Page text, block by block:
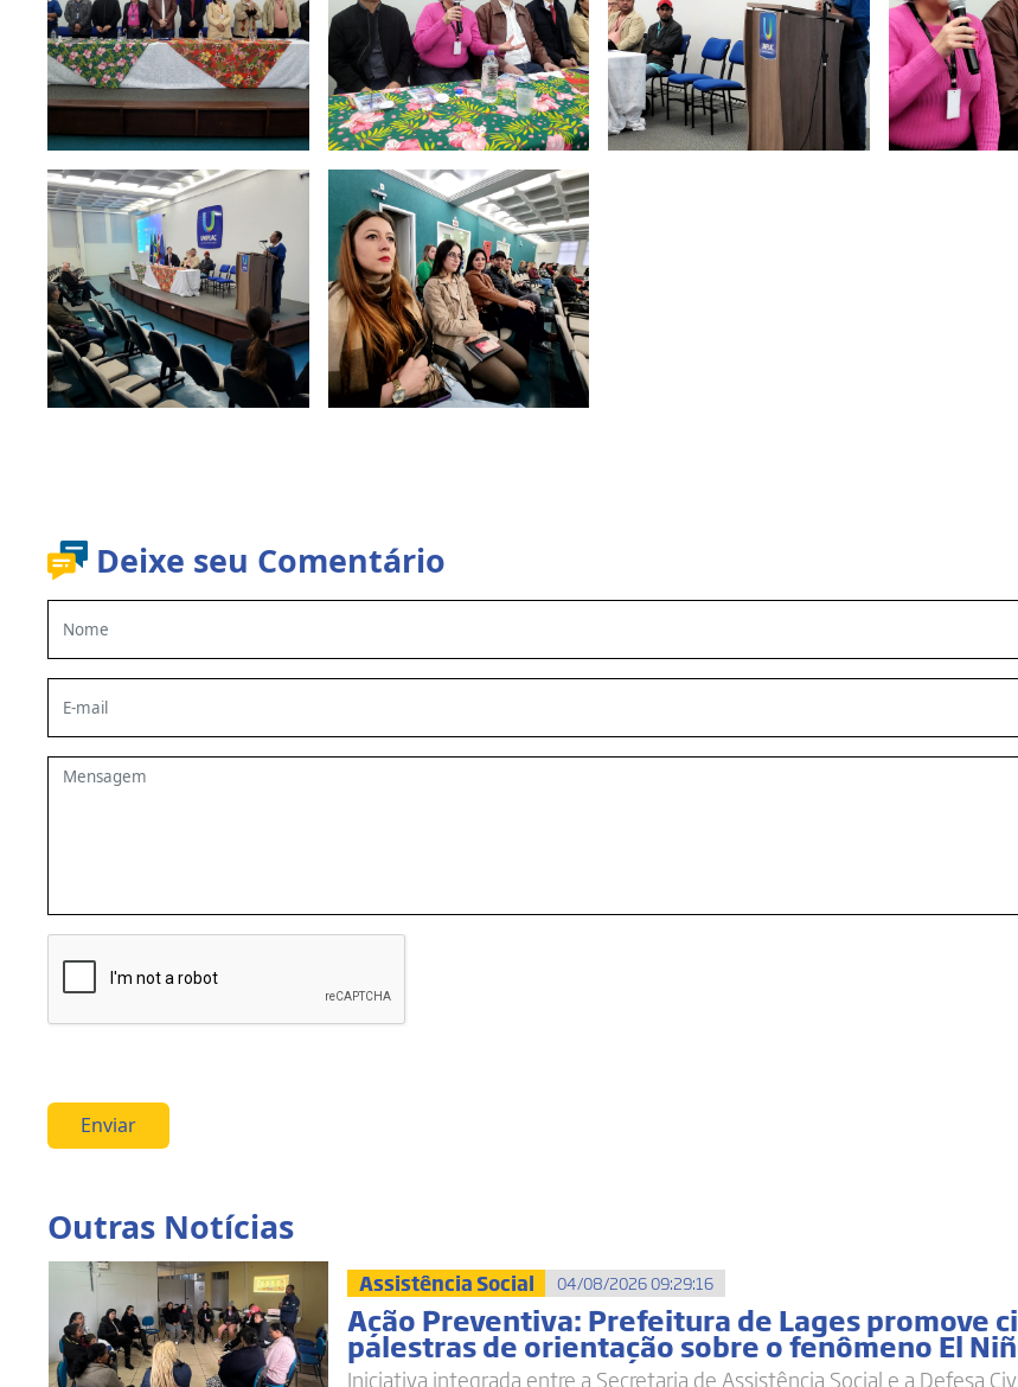
Deixe seu Comentário
Enviar
Outras Notícias
Assistência Social 04/08/2026 09:29:16
Ação Preventiva: Prefeitura de Lages promove
palestras de orientação sobre o fenômeno El
Iniciativa integrada entre a Secretaria de Assistência Social e a Defesa